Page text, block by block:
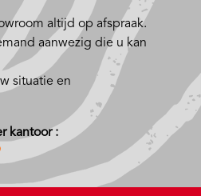
altijd op afspraak.
aanwezig die u kan
situatie en
kantoor :